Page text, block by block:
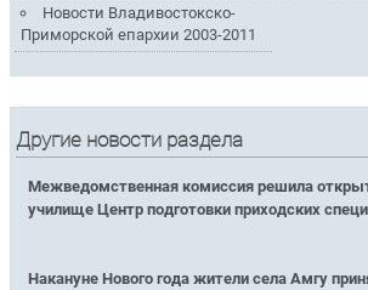
Новости Владивостокско-
Приморской епархии 2003-2011
Другие новости раздела
Межведомственная комиссия решила
училище Центр подготовки приходских
Накануне Нового года жители села Амгу